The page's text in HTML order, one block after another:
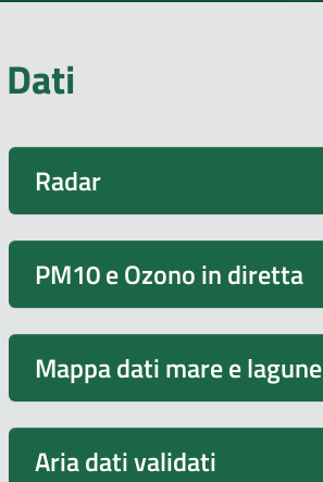
Dati
Radar
PM10 e Ozono in diretta
Mappa dati mare e lagune
Aria dati validati